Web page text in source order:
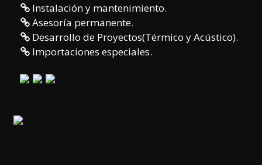
Instalación y mantenimiento.
Asesoría permanente.
Desarrollo de Proyectos(Térmico y Acústico).
Importaciones especiales.